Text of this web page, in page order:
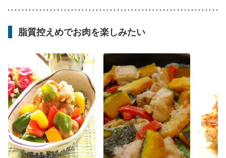
脂質控えめでお肉を楽しみたい